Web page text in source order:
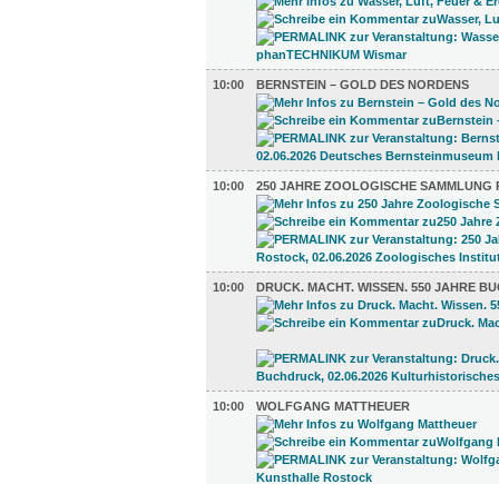
10:00 BERNSTEIN – GOLD DES NORDENS
10:00 250 JAHRE ZOOLOGISCHE SAMMLUNG
10:00 DRUCK. MACHT. WISSEN. 550 JAHRE
10:00 WOLFGANG MATTHEUER